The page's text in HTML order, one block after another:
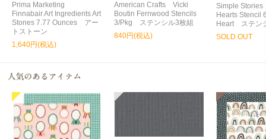
Prima Marketing
Finnabair Art Ingredients Art
Stones 7.77 Ounces アー
トストーン
1,640円(税込)
American Crafts Vicki
Boutin Fernwood Stencils
3/Pkg ステンシル3枚組
840円(税込)
Simple
Hearts Stencil
Heart ステン
SOLD OUT